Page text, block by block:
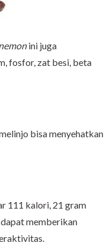
ini juga
fosfor, zat besi, beta
bisa menyehatkan
111 kalori, 21 gram
memberikan